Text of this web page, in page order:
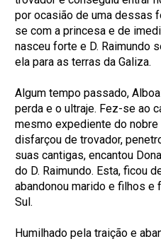
por ocasião de uma dessas
se com a princesa e de
nasceu forte e D. Raimundo
ela para as terras da Galiza.
Algum tempo passado,
perda e o ultraje. Fez-se ao
mesmo expediente do
disfarçou de trovador,
suas cantigas, encantou
do D. Raimundo. Esta, ficou
abandonou marido e filhos e
Sul.
Humilhado pela traição e